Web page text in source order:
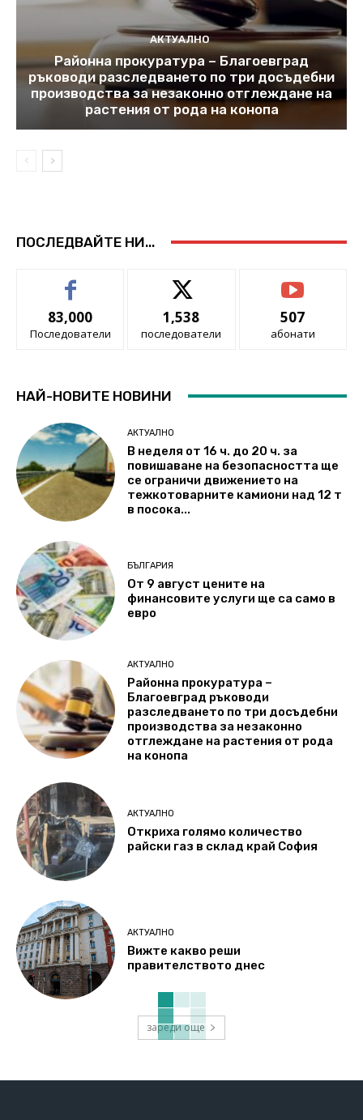
АКТУАЛНО
Районна прокуратура – Благоевград
ръководи разследването по три досъдебни
производства за незаконно отглеждане на
растения от рода на конопа
ПОСЛЕДВАЙТЕ НИ...
83,000
Последователи
1,538
последователи
507
абонати
НАЙ-НОВИТЕ НОВИНИ
АКТУАЛНО
В неделя от 16 ч. до 20 ч. за
повишаване на безопасността ще
се ограничи движението на
тежкотоварните камиони над 12 т
в посока...
БЪЛГАРИЯ
От 9 август цените на
финансовите услуги ще са само в
евро
АКТУАЛНО
Районна прокуратура –
Благоевград ръководи
разследването по три досъдебни
производства за незаконно
отглеждане на растения от рода
на конопа
АКТУАЛНО
Откриха голямо количество
райски газ в склад край София
АКТУАЛНО
Вижте какво реши
правителството днес
зареди още